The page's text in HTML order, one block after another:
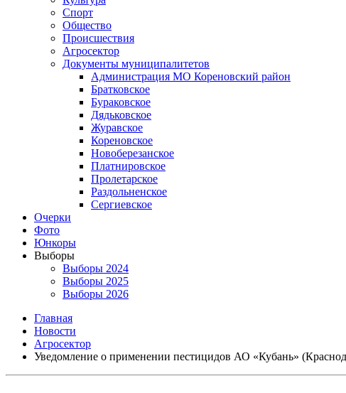
Спорт
Общество
Происшествия
Агросектор
Документы муниципалитетов
Администрация МО Кореновский район
Братковское
Бураковское
Дядьковское
Журавское
Кореновское
Новоберезанское
Платнировское
Пролетарское
Раздольненское
Сергиевское
Очерки
Фото
Юнкоры
Выборы
Выборы 2024
Выборы 2025
Выборы 2026
Главная
Новости
Агросектор
Уведомление о применении пестицидов АО «Кубань»